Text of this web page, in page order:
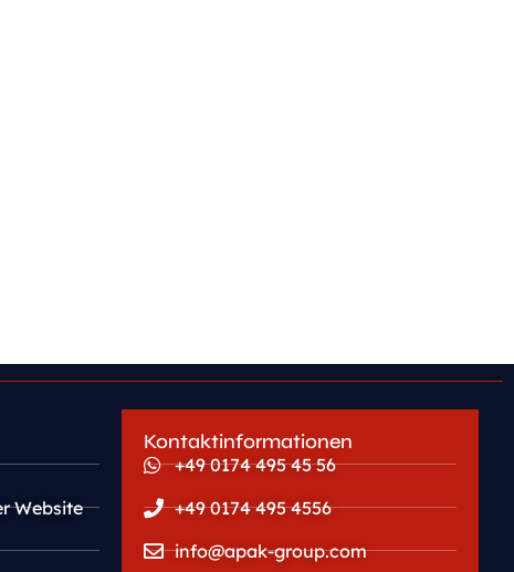
Website
Kontaktinformationen
+49 0174 495 45 56
+49 0174 495 4556
info@apak-group.com